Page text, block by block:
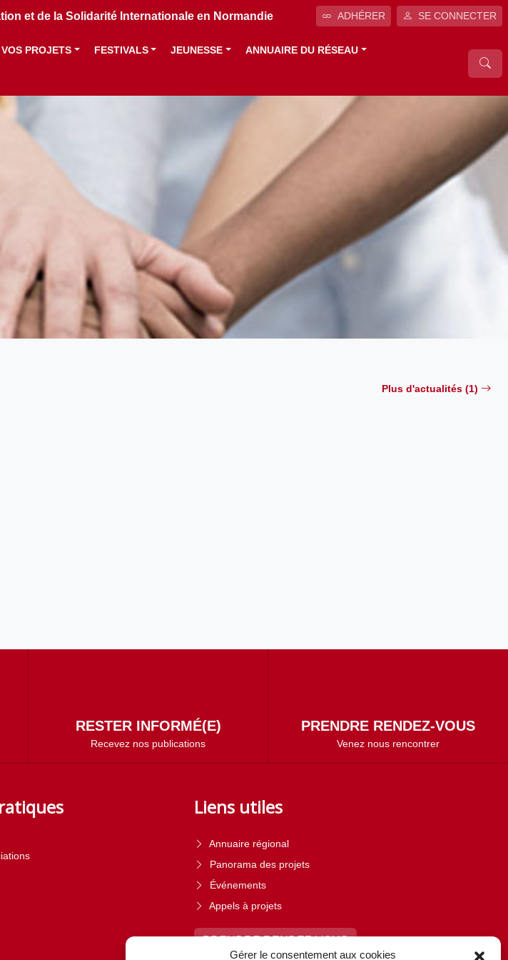
Gérer le consentement aux cookies
et de la Solidarité Internationale en Normandie ADHÉRER SE CONNECTER
PROJETS FESTIVALS JEUNESSE ANNUAIRE DU RÉSEAU
Plus d'actualités (1)
RESTER INFORMÉ(E)
Recevez nos publications
PRENDRE RENDEZ-VOUS
Venez nous rencontrer
Liens utiles
Annuaire régional
Panorama des projets
Événements
Appels à projets
PRENDRE RENDEZ-VOUS